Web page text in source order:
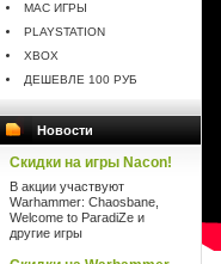
MAC ИГРЫ
PLAYSTATION
XBOX
ДЕШЕВЛЕ 100 РУБ
Новости
Скидки на игры Nacon!
В акции участвуют
Warhammer: Chaosbane,
Welcome to ParadiZe и
другие игры